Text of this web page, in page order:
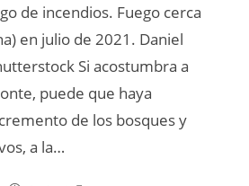
de incendios. Fuego cerca
en julio de 2021. Daniel
Si acostumbra a
puede que haya
de los bosques y
a la…